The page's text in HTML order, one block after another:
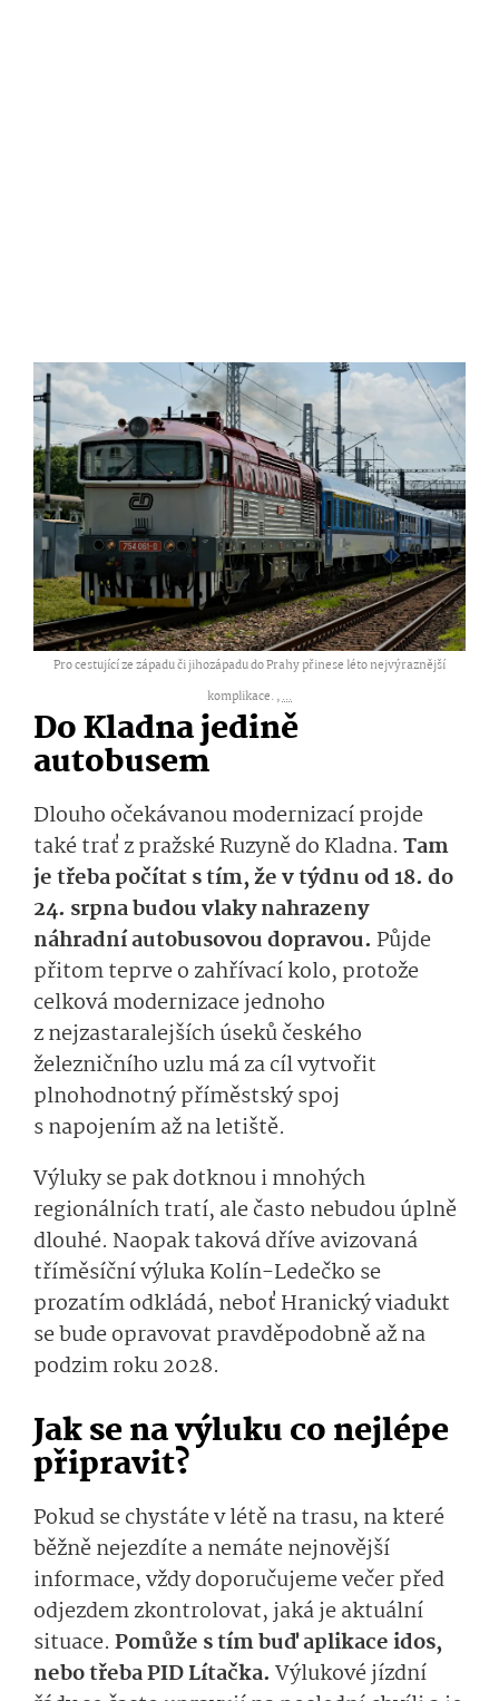
Pro cestující ze západu či jihozápadu do Prahy přinese léto nejvýraznější
komplikace. ,...
Do Kladna jedině
autobusem
Dlouho očekávanou modernizací projde
také trať z pražské Ruzyně do Kladna. Tam
je třeba počítat s tím, že v týdnu od 18. do
24. srpna budou vlaky nahrazeny
náhradní autobusovou dopravou. Půjde
přitom teprve o zahřívací kolo, protože
celková modernizace jednoho
z nejzastaralejších úseků českého
železničního uzlu má za cíl vytvořit
plnohodnotný příměstský spoj
s napojením až na letiště.
Výluky se pak dotknou i mnohých
regionálních tratí, ale často nebudou úplně
dlouhé. Naopak taková dříve avizovaná
tříměsíční výluka Kolín-Ledečko se
prozatím odkládá, neboť Hranický viadukt
se bude opravovat pravděpodobně až na
podzim roku 2028.
Jak se na výluku co nejlépe
připravit?
Pokud se chystáte v létě na trasu, na které
běžně nejezdíte a nemáte nejnovější
informace, vždy doporučujeme večer před
odjezdem zkontrolovat, jaká je aktuální
situace. Pomůže s tím buď aplikace idos,
nebo třeba PID Lítačka. Výlukové jízdní